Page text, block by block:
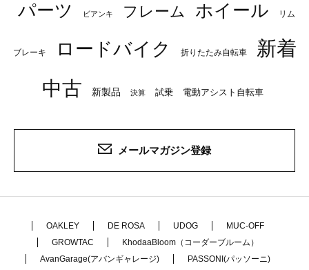
パーツ ビアンキ フレーム ホイール リム
ブレーキ ロードバイク 折りたたみ自転車
新着
中古
新製品 決算 試乗 電動アシスト自転車
メールマガジン登録
OAKLEY DE ROSA UDOG
MUC-OFF
GROWTAC
KhodaaBloom（コーダーブルーム）
AvanGarage(アバンギャレージ)
PASSONI(パッソーニ)